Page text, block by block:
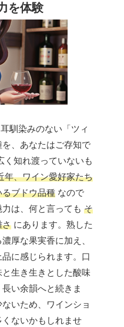
を体験
馴染みのない「ツィ
、あなたはご存知で
く知れ渡っていないも
年、ワイン愛好家たち
ブドウ品種 なので
は、何と言っても そ
さ にあります。熟した
厚な果実香に加え、
に感じられます。口
生き生きとした酸味
い余韻へと続きま
いため、ワインショ
ないかもしれませ